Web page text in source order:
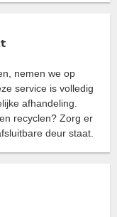
nemen we op
service is volledig
afhandeling.
recyclen? Zorg er
deur staat.